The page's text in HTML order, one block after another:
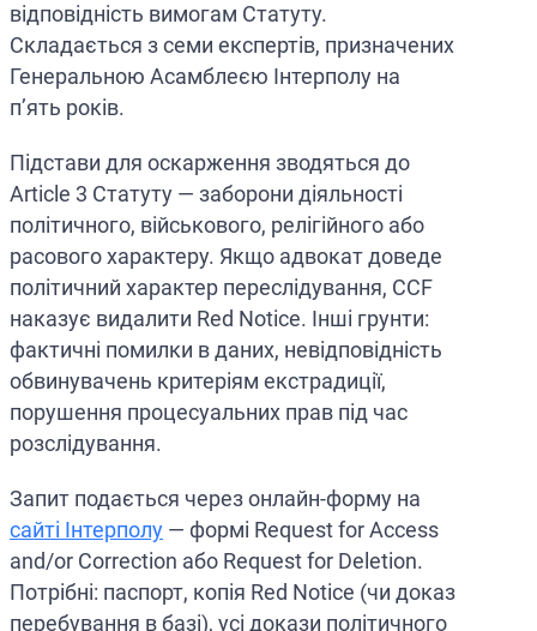
відповідність вимогам Статуту.
Складається з семи експертів, призначених
Генеральною Асамблеєю Інтерполу на
п’ять років.
Підстави для оскарження зводяться до
Article 3 Статуту — заборони діяльності
політичного, військового, релігійного або
расового характеру. Якщо адвокат доведе
політичний характер переслідування, CCF
наказує видалити Red Notice. Інші грунти:
фактичні помилки в даних, невідповідність
обвинувачень критеріям екстрадиції,
порушення процесуальних прав під час
розслідування.
Запит подається через онлайн-форму на
сайті Інтерполу — формі Request for Access
and/or Correction або Request for Deletion.
Потрібні: паспорт, копія Red Notice (чи доказ
перебування в базі), усі докази політичного